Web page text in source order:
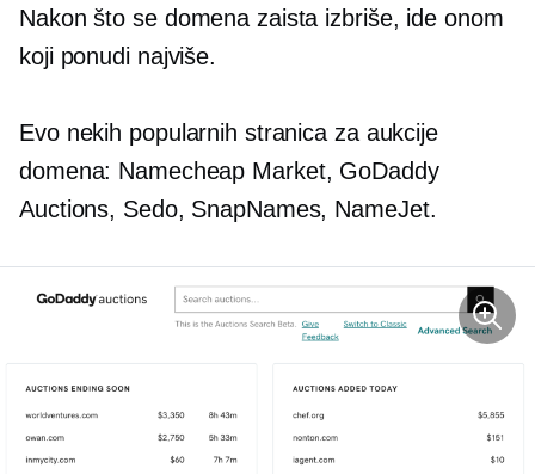
Nakon što se domena zaista izbriše, ide onom
koji ponudi najviše.
Evo nekih popularnih stranica za aukcije
domena: Namecheap Market, GoDaddy
Auctions, Sedo, SnapNames, NameJet.